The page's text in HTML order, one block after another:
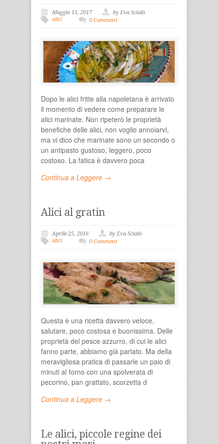
Maggio 15, 2017
by Eva Scialò
alici
0 Comment
Dopo le alici fritte alla napoletana è arrivato
il momento di vedere come preparare le
alici marinate. Non ripeterò le proprietà
benefiche delle alici, non voglio annoiarvi,
ma vi dico che marinate sono un secondo o
un antipasto gustoso, leggero, poco
costoso. La fatica è davvero poca
Continua a Leggere →
Alici al gratin
Aprile 25, 2016
by Eva Scialò
alici
0 Comment
Questa è una ricetta davvero veloce,
salutare, poco costosa e buonissima. Delle
proprietà del pesce azzurro, di cui le alici
fanno parte, abbiamo già parlato. Ma della
meravigliosa pratica di passarle un paio di
minuti al forno con una spolverata di
pecorino, pan grattato, scorzetta d
Continua a Leggere →
Le alici, piccole regine dei